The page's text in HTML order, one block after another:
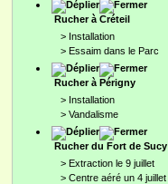
Rucher à Créteil
> Installation
> Essaim dans le Parc
Rucher à Périgny
> Installation
> Vandalisme
Rucher du Fort de Sucy
> Extraction le 9 juillet
> Centre aéré un 4 juillet